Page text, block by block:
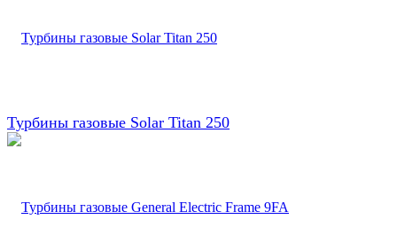
Турбины газовые Solar Titan 250